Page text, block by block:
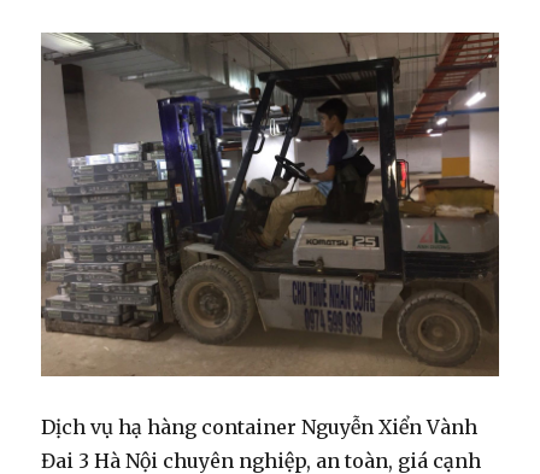
Dịch vụ hạ hàng container Nguyễn Xiển Vành
Đai 3 Hà Nội chuyên nghiệp, an toàn, giá cạnh